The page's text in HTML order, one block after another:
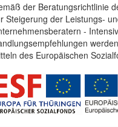
der Beratungsrichtlinie
Steigerung der Leistungs-
-
des Europäischen